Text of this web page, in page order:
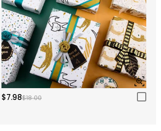
$7.98$18.00